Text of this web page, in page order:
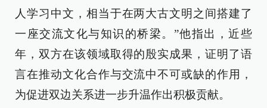
人学习中文，相当于在两大古文明之间搭建了
一座交流文化与知识的桥梁。”他指出，近些
年，双方在该领域取得的殷实成果，证明了语
言在推动文化合作与交流中不可或缺的作用，
为促进双边关系进一步升温作出积极贡献。